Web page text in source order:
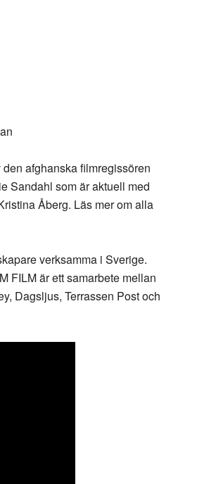
afghanska filmregissören
Sandahl som är aktuell med
Åberg. Läs mer om alla
verksamma i Sverige.
FILM är ett samarbete mellan
Dagsljus, Terrassen Post och